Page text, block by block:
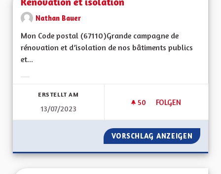
Nathan Bauer
Mon Code postal (67110)Grande campagne de
rénovation et d’isolation de nos bâtiments publics
et...
ERSTELLT AM
13/07/2023
50 50 FOLLOWER
FOLGEN
RÉNOVATION ET
VORSCHLAG ANZEIGEN